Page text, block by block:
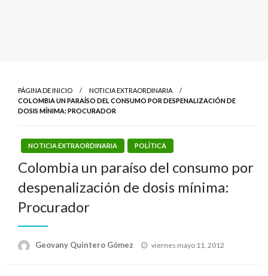
PÁGINA DE INICIO
NOTICIA EXTRAORDINARIA
COLOMBIA UN PARAÍSO DEL CONSUMO POR DESPENALIZACIÓN DE
DOSIS MÍNIMA: PROCURADOR
NOTICIA EXTRAORDINARIA POLÍTICA
Colombia un paraíso del consumo por
despenalización de dosis mínima:
Procurador
Geovany Quintero Gómez
Publicado
viernes mayo 11, 2012